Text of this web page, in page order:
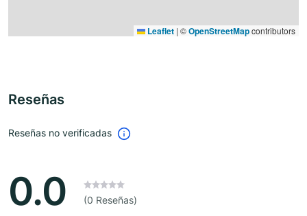
Leaflet | ©OpenStreetMapcontributors
Reseñas
Reseñas no verificadas
0.0 (0 Reseñas)